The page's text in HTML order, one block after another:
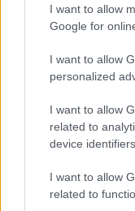
I want to allow
Google for
I want to allow
personalized
I want to allow
related to
device
I want to allow
related to